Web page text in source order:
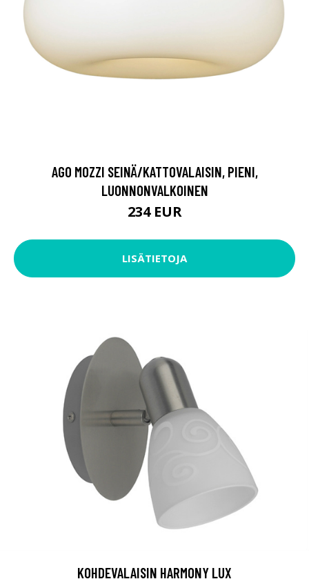
AGO MOZZI SEINÄ/KATTOVALAISIN, PIENI,
LUONNONVALKOINEN
234 EUR
LISÄTIETOJA
KOHDEVALAISIN HARMONY LUX